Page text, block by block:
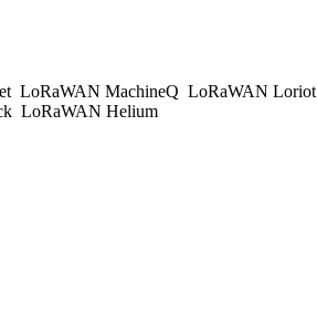
LoRaWAN MachineQ LoRaWAN Loriot
LoRaWAN Helium